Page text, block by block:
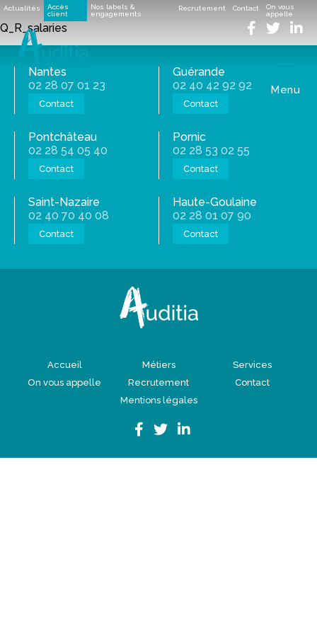
Actualités
Accès
client
Nos labels &
engagements
Recrutement Contact
On vous
appelle
Menu
Accueil>Le prélèvement à la source – Côté employeur
Q_R_salaries
Q_R_salaries
Q_R_salaries
Nantes
02 28 07 01 23
Contact
Guérande
02 40 42 92 92
Contact
Pontchâteau
02 28 54 05 40
Contact
Pornic
02 28 53 02 55
Contact
Saint-Nazaire
02 40 70 40 08
Contact
Haute-Goulaine
02 28 01 07 90
Contact
Accueil Métiers
Services
On vous appelle
Recrutement
Contact
Mentions légales